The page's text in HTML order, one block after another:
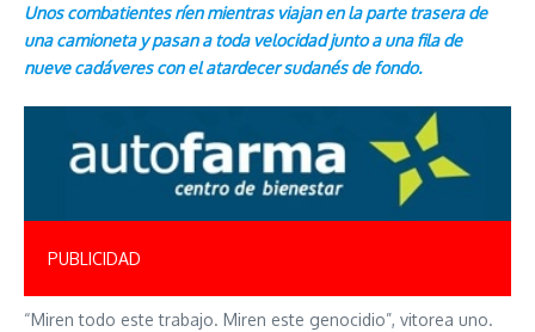
Unos combatientes ríen mientras viajan en la parte trasera de
una camioneta y pasan a toda velocidad junto a una fila de
nueve cadáveres con el atardecer sudanés de fondo.
PUBLICIDAD
“Miren todo este trabajo. Miren este genocidio”, vitorea uno.